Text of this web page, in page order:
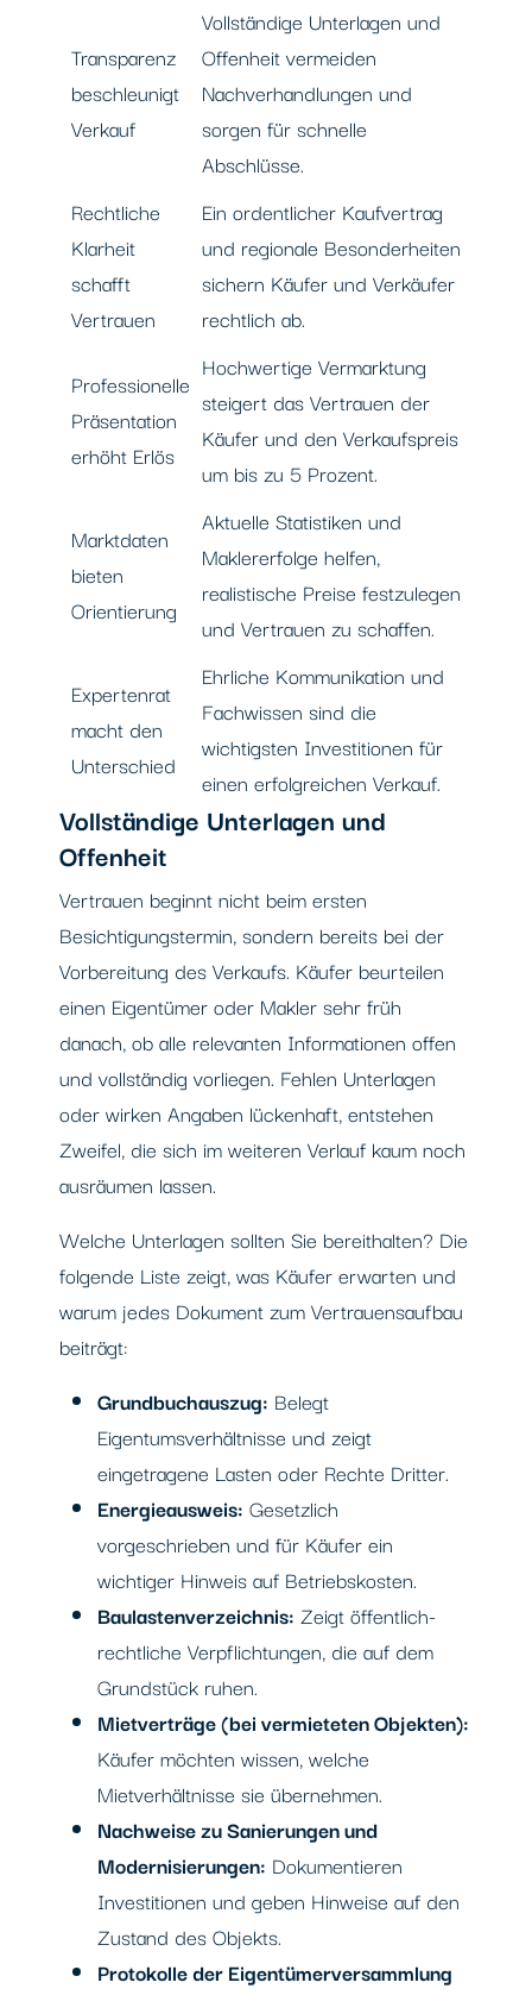
Transparenz
beschleunigt
Verkauf
Vollständige Unterlagen und
Offenheit vermeiden
Nachverhandlungen und
sorgen für schnelle
Abschlüsse.
Rechtliche
Klarheit
schafft
Vertrauen
Ein ordentlicher Kaufvertrag
und regionale Besonderheiten
sichern Käufer und Verkäufer
rechtlich ab.
Professionelle
Präsentation
erhöht Erlös
Hochwertige Vermarktung
steigert das Vertrauen der
Käufer und den Verkaufspreis
um bis zu 5 Prozent.
Marktdaten
bieten
Orientierung
Aktuelle Statistiken und
Maklererfolge helfen,
realistische Preise festzulegen
und Vertrauen zu schaffen.
Expertenrat
macht den
Unterschied
Ehrliche Kommunikation und
Fachwissen sind die
wichtigsten Investitionen für
einen erfolgreichen Verkauf.
Vollständige Unterlagen und
Offenheit
Vertrauen beginnt nicht beim ersten
Besichtigungstermin, sondern bereits bei der
Vorbereitung des Verkaufs. Käufer beurteilen
einen Eigentümer oder Makler sehr früh
danach, ob alle relevanten Informationen offen
und vollständig vorliegen. Fehlen Unterlagen
oder wirken Angaben lückenhaft, entstehen
Zweifel, die sich im weiteren Verlauf kaum noch
ausräumen lassen.
Welche Unterlagen sollten Sie bereithalten? Die
folgende Liste zeigt, was Käufer erwarten und
warum jedes Dokument zum Vertrauensaufbau
beiträgt:
Grundbuchauszug: Belegt
Eigentumsverhältnisse und zeigt
eingetragene Lasten oder Rechte Dritter.
Energieausweis: Gesetzlich
vorgeschrieben und für Käufer ein
wichtiger Hinweis auf Betriebskosten.
Baulastenverzeichnis: Zeigt öffentlich-
rechtliche Verpflichtungen, die auf dem
Grundstück ruhen.
Mietverträge (bei vermieteten Objekten):
Käufer möchten wissen, welche
Mietverhältnisse sie übernehmen.
Nachweise zu Sanierungen und
Modernisierungen: Dokumentieren
Investitionen und geben Hinweise auf den
Zustand des Objekts.
Protokolle der Eigentümerversammlung